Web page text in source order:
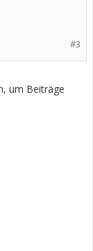
#3
um Beiträge